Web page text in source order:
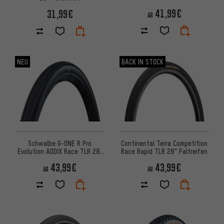
31,99€ AB 41,99€
NEU
Schwalbe G-ONE R Pro
Evolution ADDIX Race TLR 28"
AB 43,99€
BACK IN STOCK
Continental Terra Competition
Race Rapid TLR 28" Faltreifen
AB 43,99€